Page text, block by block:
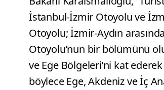
İstanbul-İzmir Otoyolu ve
Otoyolu; İzmir-Aydın
Otoyolu’nun bir bölümünü
ve Ege Bölgeleri’ni kat
böylece Ege, Akdeniz ve İç